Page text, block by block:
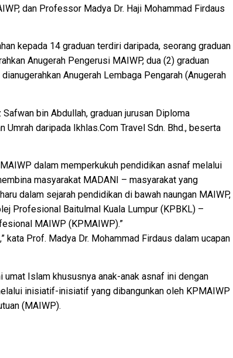
dan Professor Madya Dr. Haji Mohammad Firdaus
kepada 14 graduan terdiri daripada, seorang graduan
Anugerah Pengerusi MAIWP, dua (2) graduan
Anugerah Lembaga Pengarah (Anugerah
bin Abdullah, graduan jurusan Diploma
daripada Ikhlas.Com Travel Sdn. Bhd., beserta
MAIWP dalam memperkukuh pendidikan asnaf melalui
masyarakat MADANI – masyarakat yang
dalam sejarah pendidikan di bawah naungan MAIWP,
Profesional Baitulmal Kuala Lumpur (KPBKL) –
MAIWP (KPMAIWP).”
kata Prof. Madya Dr. Mohammad Firdaus dalam ucapan
Islam khususnya anak-anak asnaf ini dengan
inisiatif-inisiatif yang dibangunkan oleh KPMAIWP
(MAIWP).